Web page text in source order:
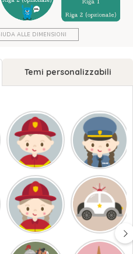
ALLE DIMENSIONI
Temi personalizzabili